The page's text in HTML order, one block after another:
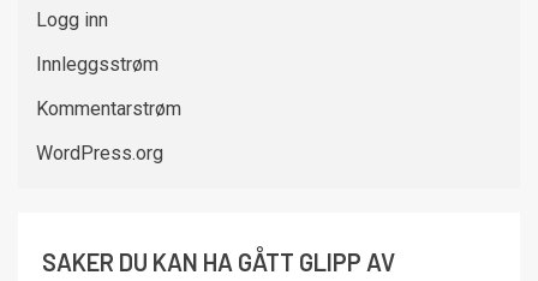
Logg inn
Innleggsstrøm
Kommentarstrøm
WordPress.org
SAKER DU KAN HA GÅTT GLIPP AV